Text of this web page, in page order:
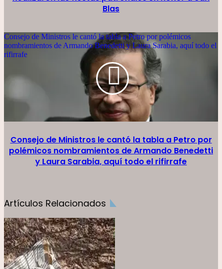
Blas
Consejo de Ministros le cantó la tabla a Petro por polémicos
nombramientos de Armando Benedetti y Laura Sarabia, aquí todo el
rifirrafe
Consejo de Ministros le cantó la tabla a Petro por
polémicos nombramientos de Armando Benedetti
y Laura Sarabia, aquí todo el rifirrafe
Artículos Relacionados